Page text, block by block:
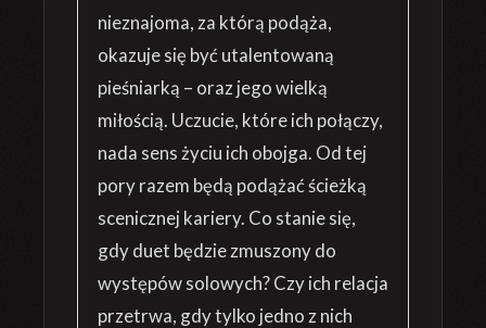
nieznajoma, za którą podąża,
okazuje się być utalentowaną
pieśniarką – oraz jego wielką
miłością. Uczucie, które ich połączy,
nada sens życiu ich obojga. Od tej
pory razem będą podążać ścieżką
scenicznej kariery. Co stanie się,
gdy duet będzie zmuszony do
występów solowych? Czy ich relacja
przetrwa, gdy tylko jedno z nich